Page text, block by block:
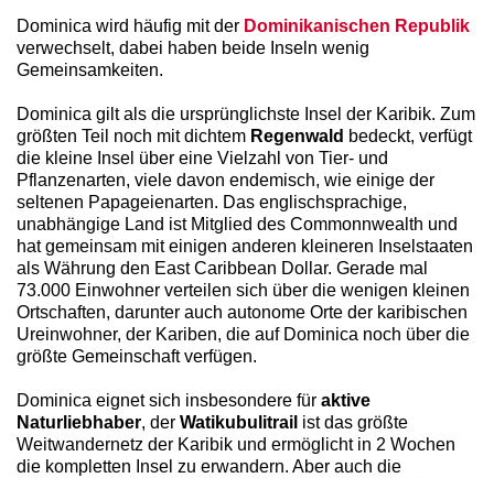
Dominica wird häufig mit der Dominikanischen Republik
verwechselt, dabei haben beide Inseln wenig
Gemeinsamkeiten.
Dominica gilt als die ursprünglichste Insel der Karibik. Zum
größten Teil noch mit dichtem Regenwald bedeckt, verfügt
die kleine Insel über eine Vielzahl von Tier- und
Pflanzenarten, viele davon endemisch, wie einige der
seltenen Papageienarten. Das englischsprachige,
unabhängige Land ist Mitglied des Commonnwealth und
hat gemeinsam mit einigen anderen kleineren Inselstaaten
als Währung den East Caribbean Dollar. Gerade mal
73.000 Einwohner verteilen sich über die wenigen kleinen
Ortschaften, darunter auch autonome Orte der karibischen
Ureinwohner, der Kariben, die auf Dominica noch über die
größte Gemeinschaft verfügen.
Dominica eignet sich insbesondere für aktive
Naturliebhaber, der Watikubulitrail ist das größte
Weitwandernetz der Karibik und ermöglicht in 2 Wochen
die kompletten Insel zu erwandern. Aber auch die